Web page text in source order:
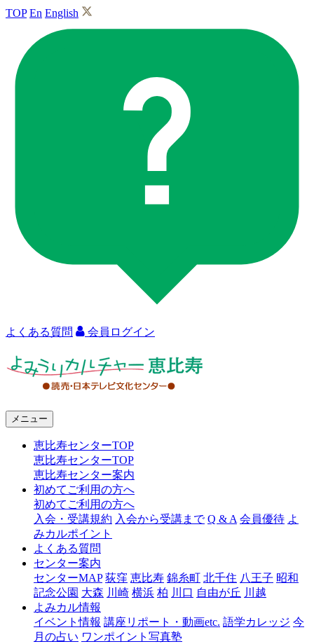
TOP En English
よくある質問 会員ログイン
ャ
比
メニュー
恵比寿センターTOP
恵比寿センターTOP
恵比寿センター案内
初めてご利用の方へ
初めてご利用の方へ
入会・受講規約 入会から受講まで Q & A 会員優待 よ
みカルポイント
よくある質問
センター案内
センターMAP 荻窪 恵比寿 錦糸町 北千住 八王子 昭和
記念公園 大森 川崎 横浜 柏 川口 自由が丘 川越
よみカル情報
イベント情報 講座リポート・動画etc. 語学カレッジ 今
月の占い ワンポイント写真塾